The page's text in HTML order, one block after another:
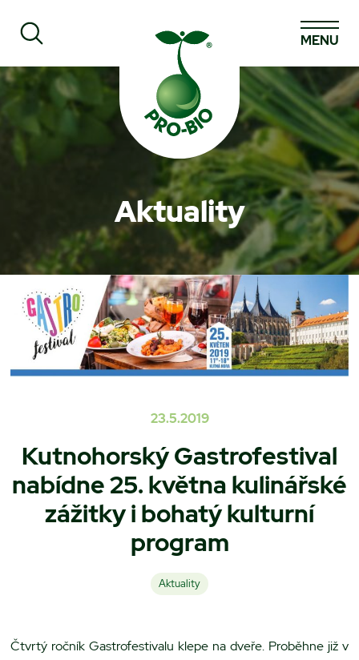
Prohledat PRO-BIO
MENU
Aktuality
23.5.2019
Kutnohorský Gastrofestival
nabídne 25. května kulinářské
zážitky i bohatý kulturní
program
Aktuality
Čtvrtý ročník Gastrofestivalu klepe na dveře. Proběhne již v